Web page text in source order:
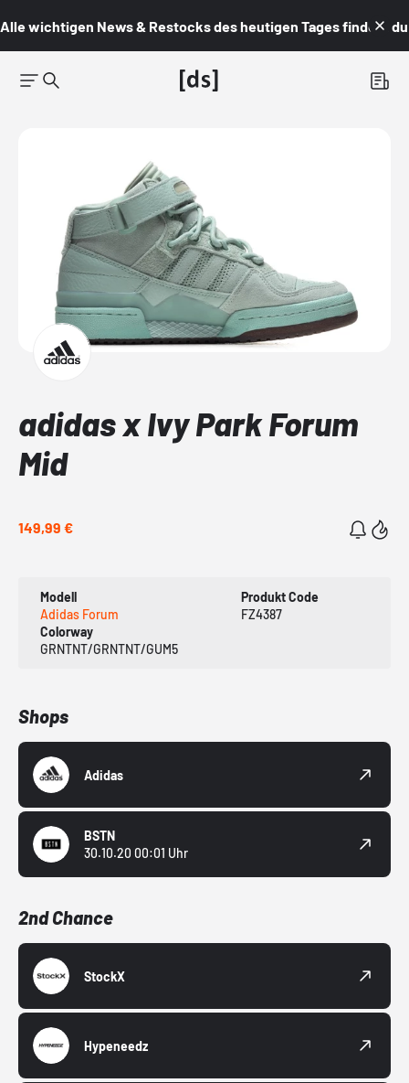
Alle wichtigen News & Restocks des heutigen Tages findest du
adidas x Ivy Park Forum
Mid
149,99 €
Modell
Adidas Forum
Produkt Code
FZ4387
Colorway
GRNTNT/GRNTNT/GUM5
Shops
Adidas
BSTN
30.10.20 00:01 Uhr
2nd Chance
StockX
Hypeneedz